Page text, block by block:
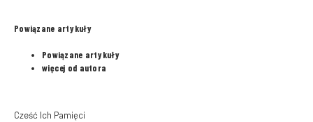
Powiązane artykuły
Powiązane artykuły
więcej od autora
Cześć Ich Pamięci